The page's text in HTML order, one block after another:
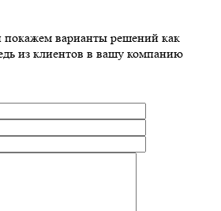
варианты решений как
из клиентов в вашу компанию